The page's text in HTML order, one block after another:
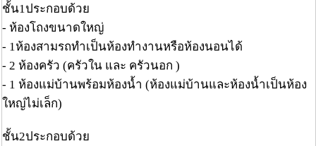
ชั้น1ประกอบด้วย
- ห้องโถงขนาดใหญ่
- 1ห้องสามรถทำเป็นห้องทำงานหรือห้องนอนได้
- 2 ห้องครัว (ครัวใน และ ครัวนอก )
- 1 ห้องแม่บ้านพร้อมห้องน้ำ (ห้องแม่บ้านและห้องน้ำเป็นห้อง
ใหญ่ไม่เล็ก)
ชั้น2ประกอบด้วย